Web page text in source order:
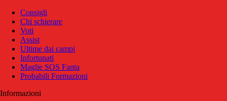
Consigli
Chi schierare
Voti
Assist
Ultime dai campi
Infortunati
Maglie SOS Fanta
Probabili Formazioni
Informazioni